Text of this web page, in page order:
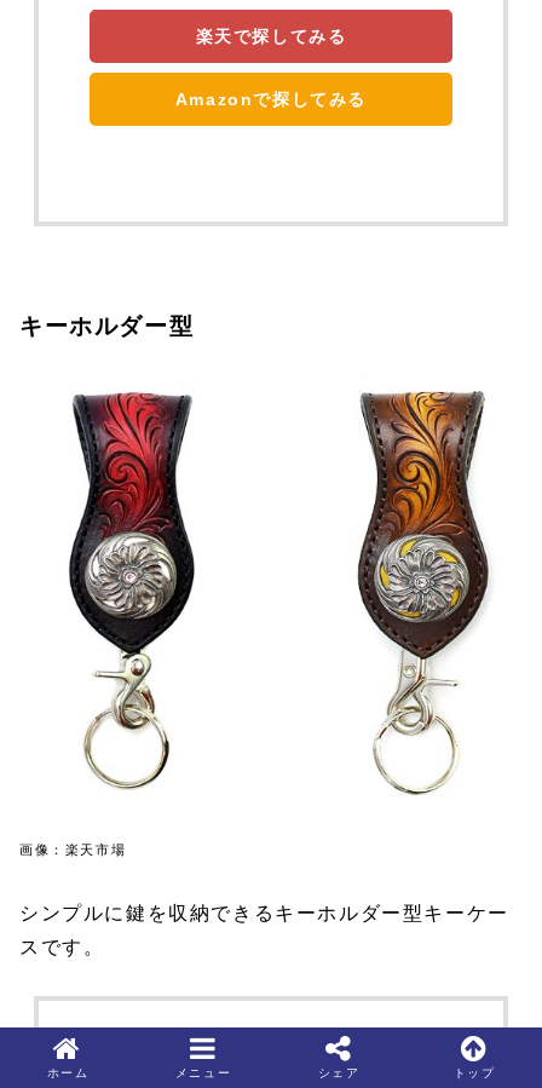
楽天で探してみる
Amazonで探してみる
キーホルダー型
画像：楽天市場
シンプルに鍵を収納できるキーホルダー型キーケー
スです。
ホーム メニュー シェア トップ